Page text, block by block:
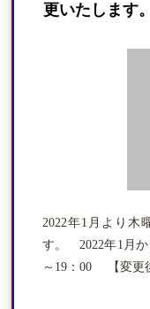
更いたします。
2022年1月より木
す。 2022年1月か
～19：00 【変